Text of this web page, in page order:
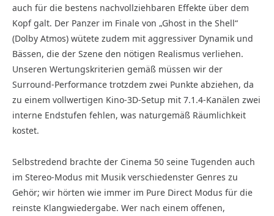
auch für die bestens nachvollziehbaren Effekte über dem
Kopf galt. Der Panzer im Finale von „Ghost in the Shell“
(Dolby Atmos) wütete zudem mit aggressiver Dynamik und
Bässen, die der Szene den nötigen Realismus verliehen.
Unseren Wertungskriterien gemäß müssen wir der
Surround-Performance trotzdem zwei Punkte abziehen, da
zu einem vollwertigen Kino-3D-Setup mit 7.1.4-Kanälen zwei
interne Endstufen fehlen, was naturgemäß Räumlichkeit
kostet.
Selbstredend brachte der Cinema 50 seine Tugenden auch
im Stereo-Modus mit Musik verschiedenster Genres zu
Gehör; wir hörten wie immer im Pure Direct Modus für die
reinste Klangwiedergabe. Wer nach einem offenen,